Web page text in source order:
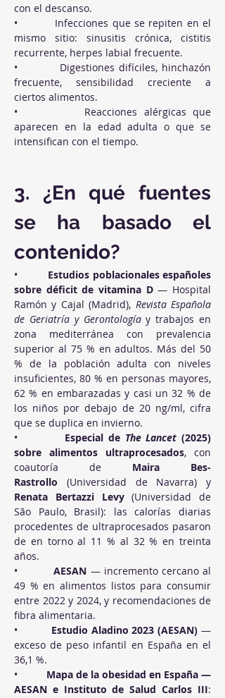
con el descanso.
•          Infecciones que se repiten en el
mismo sitio: sinusitis crónica, cistitis
recurrente, herpes labial frecuente.
•          Digestiones difíciles, hinchazón
frecuente, sensibilidad creciente a
ciertos alimentos.
•          Reacciones alérgicas que
aparecen en la edad adulta o que se
intensifican con el tiempo.
3. ¿En qué fuentes
se ha basado el
contenido?
• Estudios poblacionales españoles
sobre déficit de vitamina D — Hospital
Ramón y Cajal (Madrid), Revista Española
de Geriatría y Gerontología y trabajos en
zona mediterránea con prevalencia
superior al 75 % en adultos. Más del 50
% de la población adulta con niveles
insuficientes, 80 % en personas mayores,
62 % en embarazadas y casi un 32 % de
los niños por debajo de 20 ng/ml, cifra
que se duplica en invierno.
• Especial de The Lancet (2025)
sobre alimentos ultraprocesados, con
coautoría de Maira Bes-
Rastrollo
Renata Bertazzi Levy (Universidad de
São Paulo, Brasil): las calorías diarias
procedentes de ultraprocesados pasaron
de en torno al 11 % al 32 % en treinta
años.
• AESAN — incremento cercano al
49 % en alimentos listos para consumir
entre 2022 y 2024, y recomendaciones de
fibra alimentaria.
• Estudio Aladino 2023 (AESAN) —
exceso de peso infantil en España en el
36,1 %.
• Mapa de la obesidad en España —
AESAN e Instituto de Salud Carlos III: